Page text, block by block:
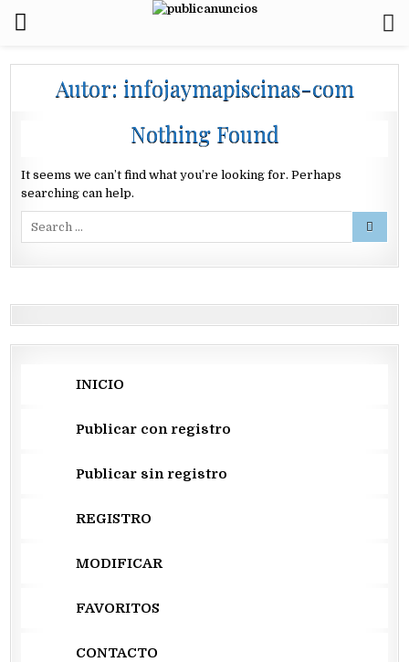
Autor: infojaymapiscinas-com
Nothing Found
It seems we can’t find what you’re looking for. Perhaps
searching can help.
INICIO
Publicar con registro
Publicar sin registro
REGISTRO
MODIFICAR
FAVORITOS
CONTACTO